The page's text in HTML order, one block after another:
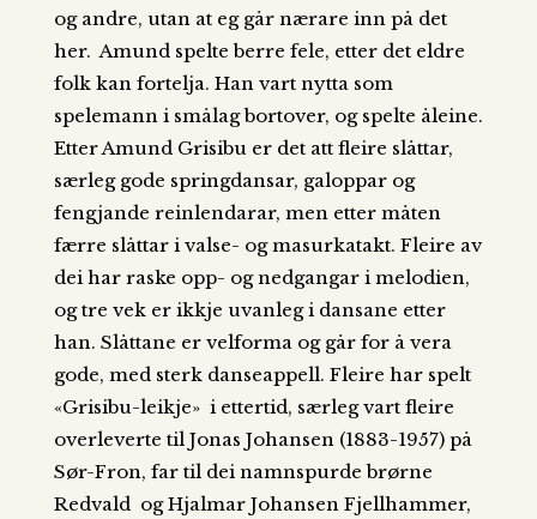
og andre, utan at eg går nærare inn på det
her. Amund spelte berre fele, etter det eldre
folk kan fortelja. Han vart nytta som
spelemann i smålag bortover, og spelte åleine.
Etter Amund Grisibu er det att fleire slåttar,
særleg gode springdansar, galoppar og
fengjande reinlendarar, men etter måten
færre slåttar i valse- og masurkatakt. Fleire av
dei har raske opp- og nedgangar i melodien,
og tre vek er ikkje uvanleg i dansane etter
han. Slåttane er velforma og går for å vera
gode, med sterk danseappell. Fleire har spelt
«Grisibu-leikje» i ettertid, særleg vart fleire
overleverte til Jonas Johansen (1883-1957) på
Sør-Fron, far til dei namnspurde brørne
Redvald og Hjalmar Johansen Fjellhammer,